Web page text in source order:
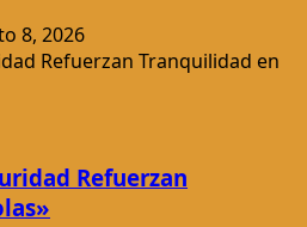
8, 2026
Refuerzan